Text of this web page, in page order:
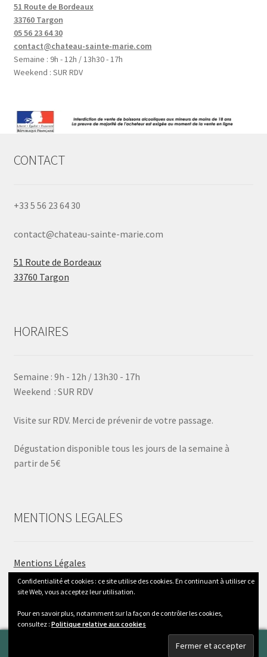
Confidentialité et cookies : ce site utilise des cookies. En continuant à utiliser ce
site Web, vous acceptez leur utilisation.
Pour en savoir plus, notamment sur la façon de contrôler les cookies,
consultez : Politique relative aux cookies
51 Route de Bordeaux
33760 Targon
05 56 23 64 30
contact@chateau-sainte-marie.com
Semaine : 9h - 12h / 13h30 - 17h
Weekend : SUR RDV
CONTACT
+33 5 56 23 64 30
contact@chateau-sainte-marie.com
51 Route de Bordeaux
33760 Targon
HORAIRES
Semaine : 9h - 12h / 13h30 - 17h
Weekend : SUR RDV
Visite sur RDV. Merci de prévenir de votre passage.
Dégustation disponible tous les jours de la semaine à
partir de 5€
MENTIONS LEGALES
Mentions Légales
Conditions générales de vente
Livraison et Tarifs
0